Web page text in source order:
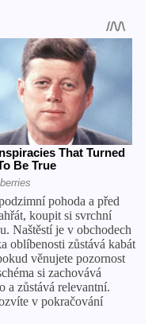
pohoda a před
koupit si svrchní
Naštěstí je v obchodech
oblíbenosti zůstává kabát
věnujete pozornost
si zachovává
a zůstává relevantní.
v pokračování